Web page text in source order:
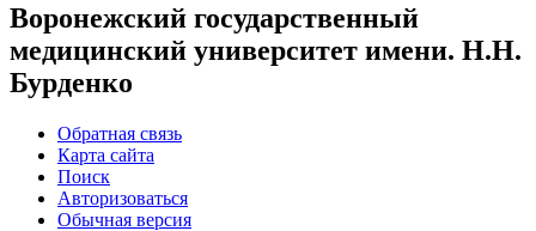
Воронежский государственный
медицинский университет имени. Н.Н.
Бурденко
Обратная связь
Карта сайта
Поиск
Авторизоваться
Обычная версия